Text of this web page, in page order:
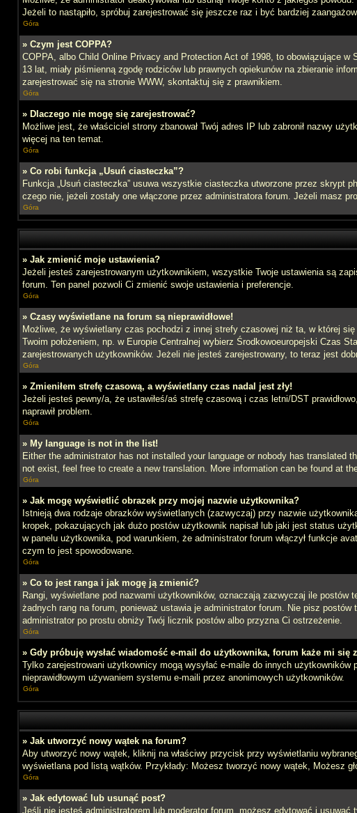
Jeżeli to nastąpiło, spróbuj zarejestrować się jeszcze raz i być bardziej
Góra
» Czym jest COPPA?
COPPA, albo Child Online Privacy and Protection Act of 1998, to obowiązujące
13 lat, miały piśmienną zgodę rodziców lub prawnych opiekunów na zbieranie
zarejestrować się na stronie WWW, skontaktuj się z prawnikiem.
Góra
» Dlaczego nie mogę się zarejestrować?
Możliwe jest, że właściciel strony zbanował Twój adres IP lub zabronił nazwy
więcej na ten temat.
Góra
» Co robi funkcja „Usuń ciasteczka”?
Funkcja „Usuń ciasteczka” usuwa wszystkie ciasteczka utworzone przez skrypt
czego nie, jeżeli zostały one włączone przez administratora forum. Jeżeli masz
Góra
» Jak zmienić moje ustawienia?
Jeżeli jesteś zarejestrowanym użytkownikiem, wszystkie Twoje ustawienia są
forum. Ten panel pozwoli Ci zmienić swoje ustawienia i preferencje.
Góra
» Czasy wyświetlane na forum są nieprawidłowe!
Możliwe, że wyświetlany czas pochodzi z innej strefy czasowej niż ta, w której
Twoim położeniem, np. w Europie Centralnej wybierz Środkowoeuropejski Czas
zarejestrowanych użytkowników. Jeżeli nie jesteś zarejestrowany, to teraz jest
Góra
» Zmieniłem strefę czasową, a wyświetlany czas nadal jest zły!
Jeżeli jesteś pewny/a, że ustawiłeś/aś strefę czasową i czas letni/DST
naprawił problem.
Góra
» My language is not in the list!
Either the administrator has not installed your language or nobody has
not exist, feel free to create a new translation. More information can be found at
Góra
» Jak mogę wyświetlić obrazek przy mojej nazwie użytkownika?
Istnieją dwa rodzaje obrazków wyświetlanych (zazwyczaj) przy nazwie
kropek, pokazujących jak dużo postów użytkownik napisał lub jaki jest status
w panelu użytkownika, pod warunkiem, że administrator forum włączył funkcje
czym to jest spowodowane.
Góra
» Co to jest ranga i jak mogę ją zmienić?
Rangi, wyświetlane pod nazwami użytkowników, oznaczają zazwyczaj ile
żadnych rang na forum, ponieważ ustawia je administrator forum. Nie pisz
administrator po prostu obniży Twój licznik postów albo przyzna Ci ostrzeżenie.
Góra
» Gdy próbuję wysłać wiadomość e-mail do użytkownika, forum każe mi się
Tylko zarejestrowani użytkownicy mogą wysyłać e-maile do innych
nieprawidłowym używaniem systemu e-maili przez anonimowych użytkowników.
Góra
» Jak utworzyć nowy wątek na forum?
Aby utworzyć nowy wątek, kliknij na właściwy przycisk przy wyświetlaniu
wyświetlana pod listą wątków. Przykłady: Możesz tworzyć nowy wątek, Możesz
Góra
» Jak edytować lub usunąć post?
Jeśli nie jesteś administratorem lub moderator forum, możesz edytować i